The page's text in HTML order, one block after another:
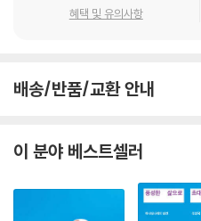
낯선 사람의 관점에서, 환영받는 것
도록 용기를 북돋아 준다.
초국가자의 삶은 지속적인 도전과
의 사회에 양다리를 걸치고 있지만,
가 종종 있다. 하지만 이런 긴장감이
황에 대한 대응으로써 디아스포라
낸다. 세계 교회 사례를 제대로 제시
도였다. 따라서 5부는 다양한 사역
한 질문에 대한 답변으로 구체적인
장마다 참고문헌을 실었으며, 7부에
부록을 포함했다.
아스포라 선교계를 섬기고 있다 또
세계 곳곳에서 진행되고 있는 사역과
7. 이 책은 다양한 유형의 디아스포
성경적, 신학적, 교회론적 틀을 제시
않는다. 《디아스포라 선교학》은 디
34년을 필리핀에서 디아스포라 사
이 보아 왔다. 전 세계적으로 이러한
- 장재중 (필리핀 유니그룹 회장 / KBM
혜택 및 유의사항
배송/반품/교환 안내
이 분야 베스트셀러